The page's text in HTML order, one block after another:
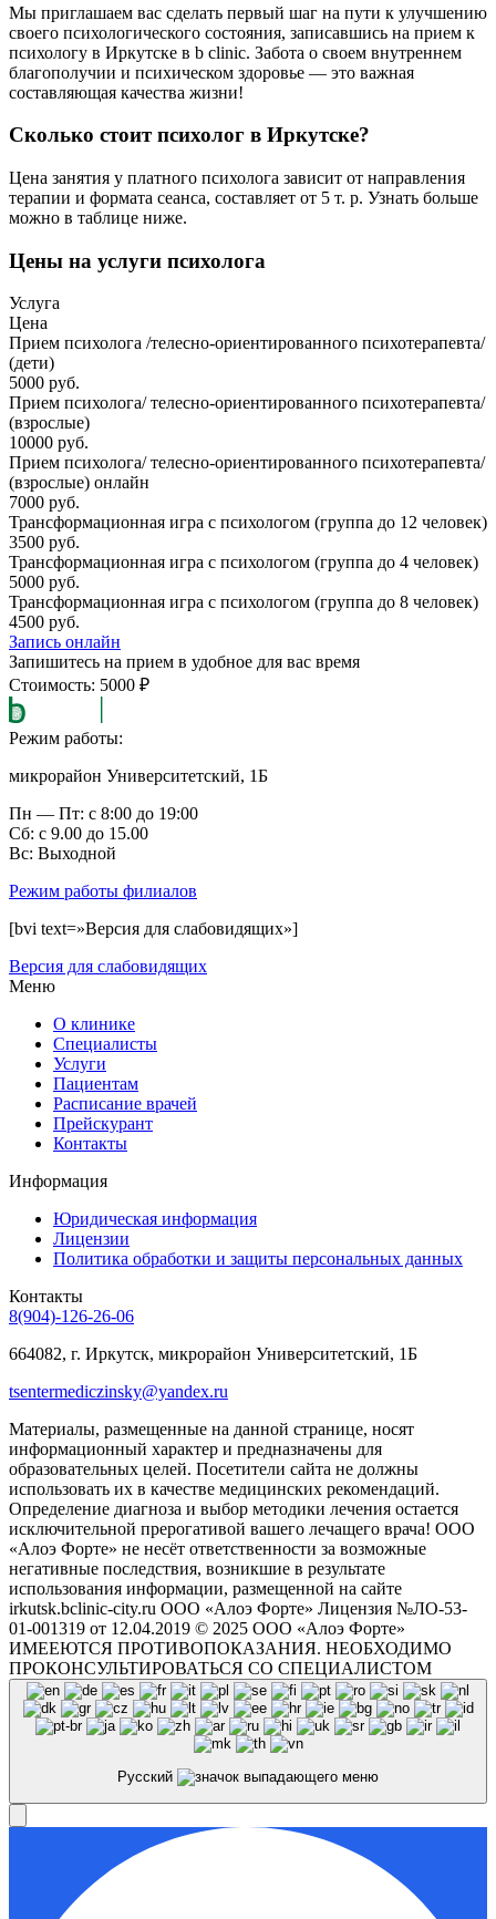
Мы приглашаем вас сделать первый шаг на пути к улучшению
своего психологического состояния, записавшись на прием к
психологу в Иркутске в b clinic. Забота о своем внутреннем
благополучии и психическом здоровье — это важная
составляющая качества жизни!
Сколько стоит психолог в Иркутске?
Цена занятия у платного психолога зависит от направления
терапии и формата сеанса, составляет от 5 т. р. Узнать больше
можно в таблице ниже.
Цены на услуги психолога
Услуга
Цена
Прием психолога /телесно-ориентированного психотерапевта/
(дети)
5000 руб.
Прием психолога/ телесно-ориентированного психотерапевта/
(взрослые)
10000 руб.
Прием психолога/ телесно-ориентированного психотерапевта/
(взрослые) онлайн
7000 руб.
Трансформационная игра с психологом (группа до 12 человек)
3500 руб.
Трансформационная игра с психологом (группа до 4 человек)
5000 руб.
Трансформационная игра с психологом (группа до 8 человек)
4500 руб.
Запись онлайн
Запишитесь на прием в удобное для вас время
Стоимость: 5000 ₽
Режим работы:
микрорайон Университетский, 1Б
Пн — Пт: с 8:00 до 19:00
Сб: с 9.00 до 15.00
Вс: Выходной
Режим работы филиалов
[bvi text=»Версия для слабовидящих»]
Версия для слабовидящих
Меню
О клинике
Специалисты
Услуги
Пациентам
Расписание врачей
Прейскурант
Контакты
Информация
Юридическая информация
Лицензии
Политика обработки и защиты персональных данных
Контакты
8(904)-126-26-06
664082, г. Иркутск, микрорайон Университетский, 1Б
tsentermediczinsky@yandex.ru
Материалы, размещенные на данной странице, носят
информационный характер и предназначены для
образовательных целей. Посетители сайта не должны
использовать их в качестве медицинских рекомендаций.
Определение диагноза и выбор методики лечения остается
исключительной прерогативой вашего лечащего врача! ООО
«Алоэ Форте» не несёт ответственности за возможные
негативные последствия, возникшие в результате
использования информации, размещенной на сайте
irkutsk.bclinic-city.ru ООО «Алоэ Форте» Лицензия №ЛО-53-
01-001319 от 12.04.2019 © 2025 ООО «Алоэ Форте»
ИМЕЕЮТСЯ ПРОТИВОПОКАЗАНИЯ. НЕОБХОДИМО
ПРОКОНСУЛЬТИРОВАТЬСЯ СО СПЕЦИАЛИСТОМ
Русский